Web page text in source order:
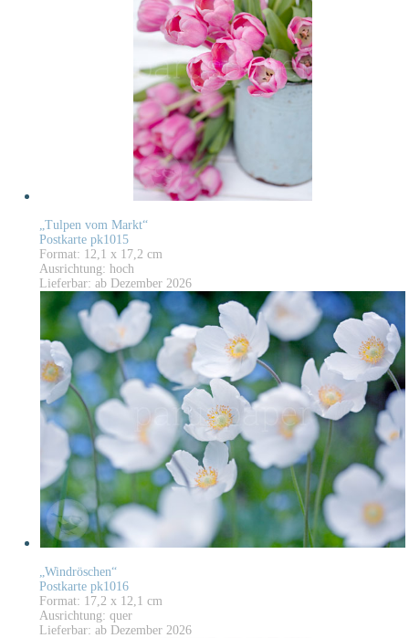
„Tulpen vom Markt“
Postkarte pk1015
Format: 12,1 x 17,2 cm
Ausrichtung: hoch
Lieferbar: ab Dezember 2026
„Windröschen“
Postkarte pk1016
Format: 17,2 x 12,1 cm
Ausrichtung: quer
Lieferbar: ab Dezember 2026